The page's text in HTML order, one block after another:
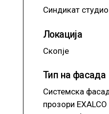
Синдикат студио
Локација
Скопје
Тип на фасада
Системска
прозори